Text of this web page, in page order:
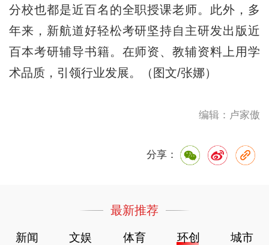
分校也都是近百名的全职授课老师。此外，多
年来，新航道好轻松考研坚持自主研发出版近
百本考研辅导书籍。在师资、教辅资料上用学
术品质，引领行业发展。（图文/张娜）
编辑：卢家傲
分享：
最新推荐
新闻 文娱 体育 环创 城市